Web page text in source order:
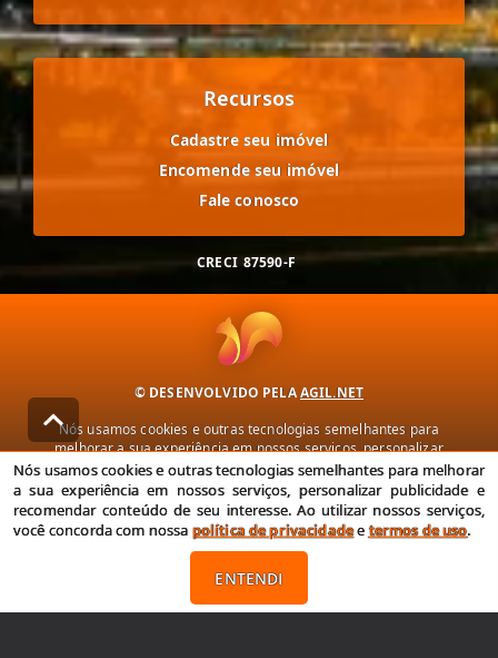
Recursos
Cadastre seu imóvel
Encomende seu imóvel
Fale conosco
CRECI 87590-F
© DESENVOLVIDO PELAAGIL.NET
Nós usamos cookies e outras tecnologias semelhantes para
melhorar a sua experiência em nossos serviços, personalizar
publicidade e recomendar conteúdo de seu interesse. Ao utilizar
nossos serviços, você concorda com nossa política de privacidade e
termos de uso.
Política de Privacidade Termos de uso
Nós usamos cookies e outras tecnologias semelhantes para melhorar
a sua experiência em nossos serviços, personalizar publicidade e
recomendar conteúdo de seu interesse. Ao utilizar nossos serviços,
você concorda com nossa política de privacidadeetermos de uso.
ENTENDI